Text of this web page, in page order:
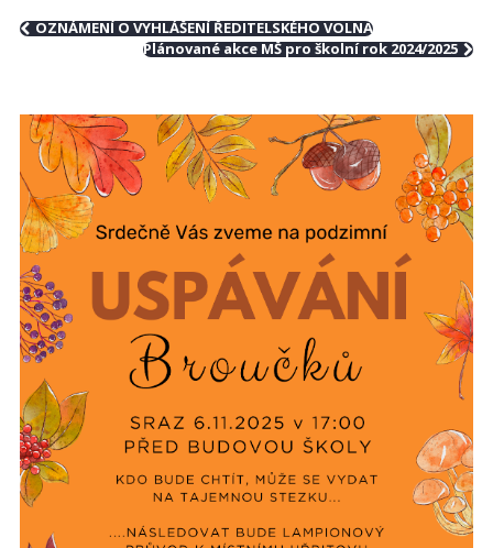
OZNÁMENÍ O VYHLÁŠENÍ ŘEDITELSKÉHO VOLNA
Plánované akce MŠ pro školní rok 2024/2025